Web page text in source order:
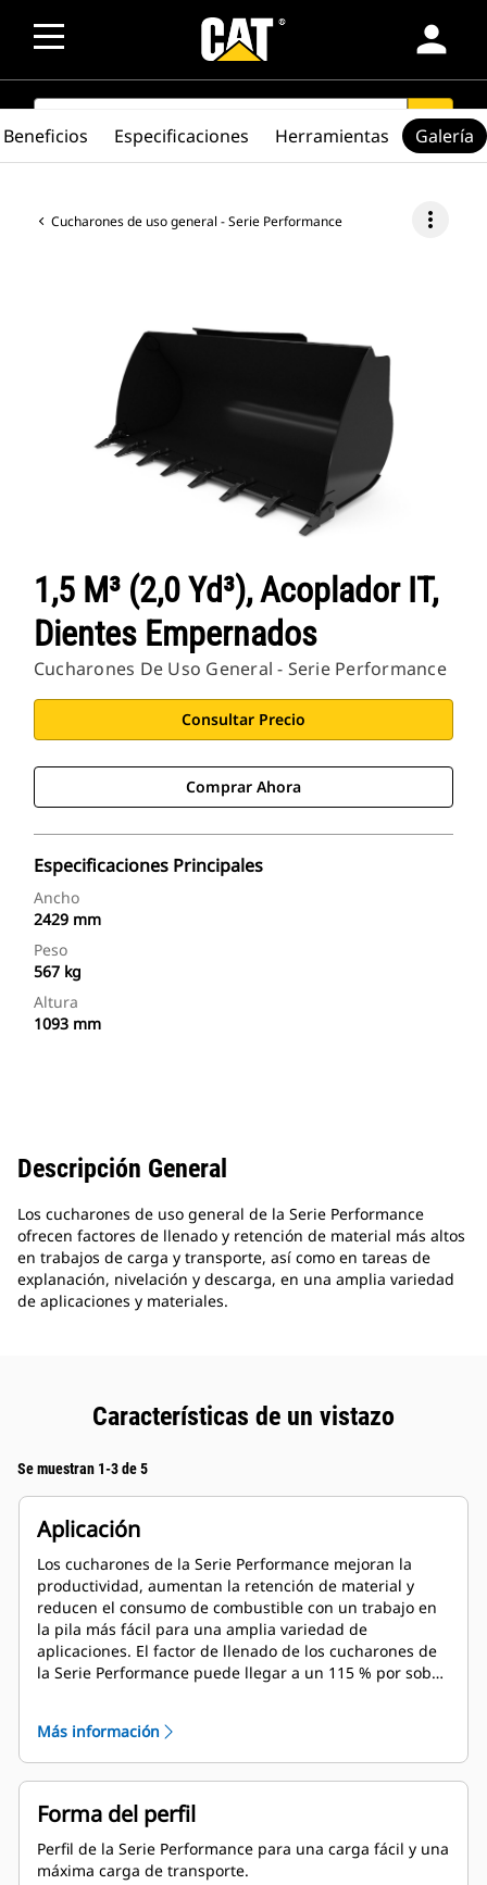
person
SEARCH search
Cucharones de uso general - Serie Performance more_vert
1,5 M³ (2,0 Yd³), Acoplador IT,
Dientes Empernados
Cucharones De Uso General - Serie Performance
Consultar Precio
Comprar Ahora
Especificaciones Principales
Ancho
2429 mm
Peso
567 kg
Altura
1093 mm
Beneficios Especificaciones Herramientas Galería
Descripción General
Los cucharones de uso general de la Serie Performance
ofrecen factores de llenado y retención de material más altos
en trabajos de carga y transporte, así como en tareas de
explanación, nivelación y descarga, en una amplia variedad
de aplicaciones y materiales.
Características de un vistazo
Se muestran 1-3 de 5
Aplicación
Los cucharones de la Serie Performance mejoran la
productividad, aumentan la retención de material y
reducen el consumo de combustible con un trabajo en
la pila más fácil para una amplia variedad de
aplicaciones. El factor de llenado de los cucharones de
la Serie Performance puede llegar a un 115 % por sobre
Más información
Forma del perfil
Perfil de la Serie Performance para una carga fácil y una
máxima carga de transporte.